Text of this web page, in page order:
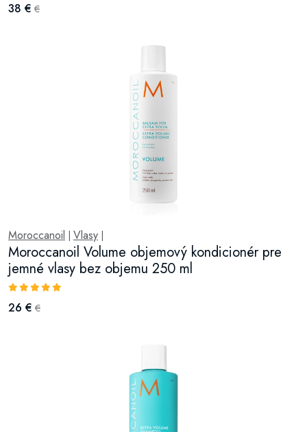
38 € €
Moroccanoil Vlasy
Moroccanoil Volume objemový kondicionér pre
jemné vlasy bez objemu 250 ml
26 € €